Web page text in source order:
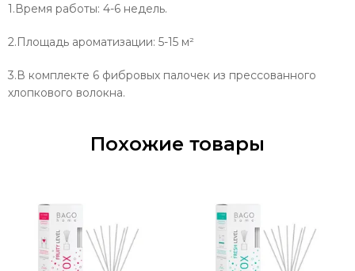
1.Время работы: 4-6 недель.
2.Площадь ароматизации: 5-15 м²
3.В комплекте 6 фибровых палочек из прессованного
хлопкового волокна.
Похожие товары